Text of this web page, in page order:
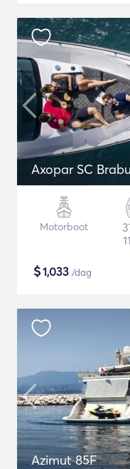
Axopar SC
Motorboot
$1,033 /dag
Azimut 85F